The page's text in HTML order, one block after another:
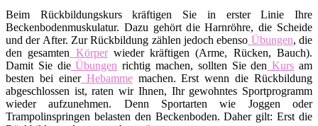
Beim Rückbildungskurs kräftigen Sie in erster Linie Ihre
Beckenbodenmuskulatur. Dazu gehört die Harnröhre, die Scheide
und der After. Zur Rückbildung zählen jedoch ebenso Übungen, die
den gesamten Körperwieder kräftigen (Arme, Rücken, Bauch).
Damit Sie dieÜbungen richtig machen, sollten Sie den Kurs am
besten bei einerHebammemachen. Erst wenn die Rückbildung
abgeschlossen ist, raten wir Ihnen, Ihr gewohntes Sportprogramm
wieder aufzunehmen. Denn Sportarten wie Joggen oder
Trampolinspringen belasten den Beckenboden. Daher gilt: Erst die